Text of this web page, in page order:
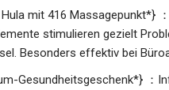
mit 416 Massagepunkt*}
stimulieren gezielt
Besonders effektiv bei
Gesundheitsgeschenk*} ：